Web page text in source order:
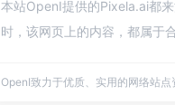
本站OpenI提供的Pixela.ai都
时，该网页上的内容，都属于
OpenI致力于优质、实用的网络站